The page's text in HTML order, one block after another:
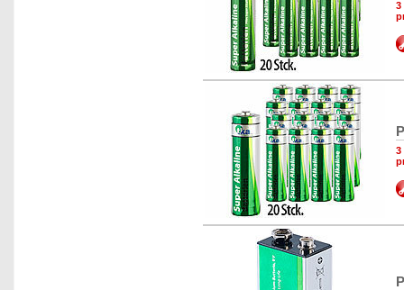
3
3